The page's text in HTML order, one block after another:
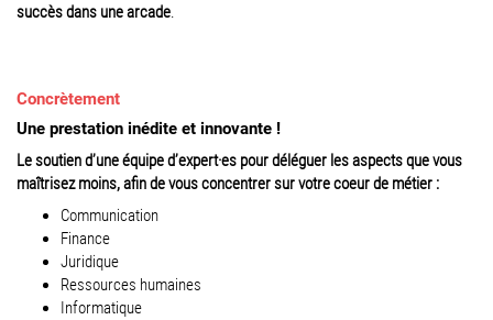
succès dans une arcade.
Concrètement
Une prestation inédite et innovante !
Le soutien d’une équipe d’expert·es pour déléguer les aspects que vous
maîtrisez moins, afin de vous concentrer sur votre coeur de métier :
Communication
Finance
Juridique
Ressources humaines
Informatique